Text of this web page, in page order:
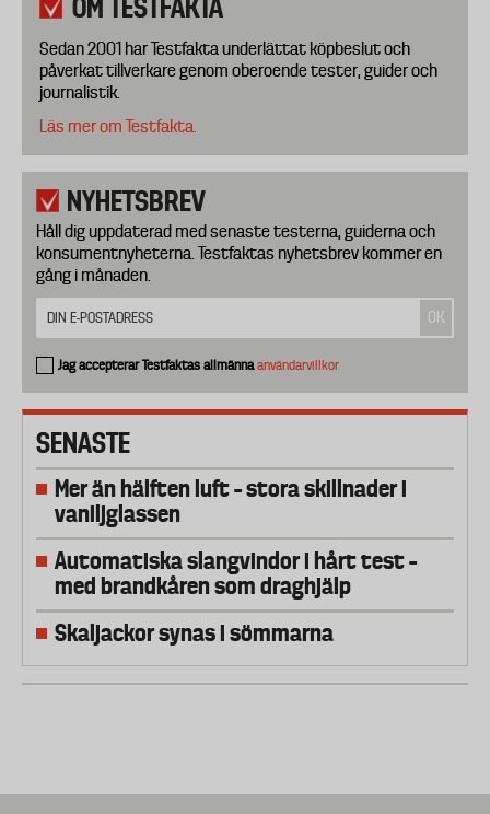
OM TESTFAKTA
Sedan 2001 har Testfakta underlättat köpbeslut och
påverkat tillverkare genom oberoende tester, guider och
journalistik.
Läs mer om Testfakta.
NYHETSBREV
Håll dig uppdaterad med senaste testerna, guiderna och
konsumentnyheterna. Testfaktas nyhetsbrev kommer en
gång i månaden.
Jag accepterar Testfaktas allmännaanvändarvillkor
SENASTE
Mer än hälften luft – stora skillnader i
vaniljglassen
Automatiska slangvindor i hårt test –
med brandkåren som draghjälp
Skaljackor synas i sömmarna